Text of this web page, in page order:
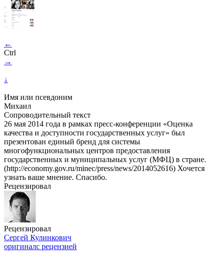
←
Ctrl
→
↓
Имя или псевдоним
Михаил
Сопроводительный текст
26 мая 2014 года в рамках пресс-конференции «Оценка
качества и доступности государственных услуг» был
презентован единый бренд для системы
многофункциональных центров предоставления
государственных и муниципальных услуг (МФЦ) в стране.
(http://economy.gov.ru/minec/press/news/2014052616) Хочется
узнать ваше мнение. Спасибо.
Рецензировал
Рецензировал
Сергей Кулинкович
оригиналс рецензией